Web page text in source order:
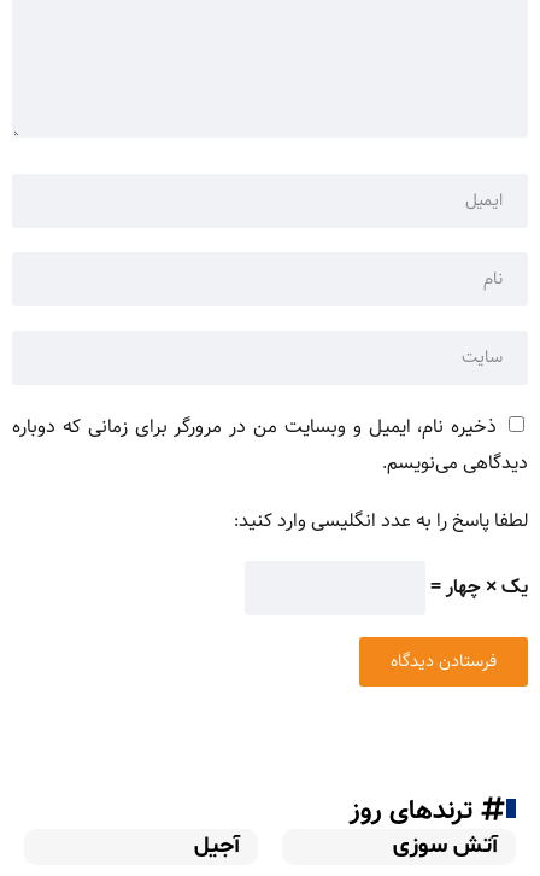
ذخیره نام، ایمیل و وبسایت من در مرورگر برای زمانی که دوباره
دیدگاهی می‌نویسم.
لطفا پاسخ را به عدد انگلیسی وارد کنید:
یک × چهار =
ترندهای روز
آتش سوزی آجیل